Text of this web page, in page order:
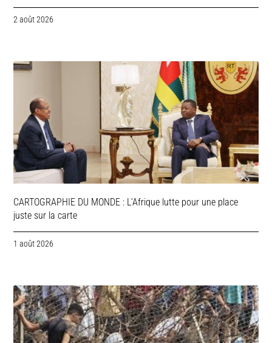
2 août 2026
CARTOGRAPHIE DU MONDE : L’Afrique lutte pour une place
juste sur la carte
1 août 2026